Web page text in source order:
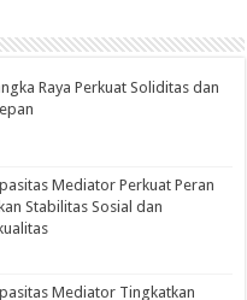
Raya Perkuat Soliditas dan
Mediator Perkuat Peran
Stabilitas Sosial dan
Mediator Tingkatkan